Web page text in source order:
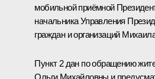
мобильной приёмной
начальника Управления
граждан и организаций
Пункт 2 дан по обращению